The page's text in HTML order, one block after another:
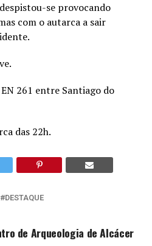
se provocando
com o autarca a sair
261 entre Santiago do
das 22h.
DESTAQUE
de Arqueologia de Alcácer